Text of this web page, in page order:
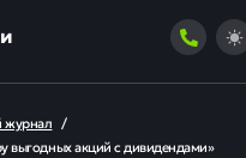
журнал /
выгодных акций с дивидендами»